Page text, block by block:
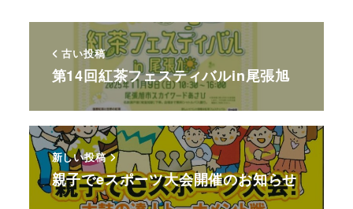
古い投稿
第14回紅茶フェスティバルin尾張旭
新しい投稿
親子でeスポーツ大会開催のお知らせ